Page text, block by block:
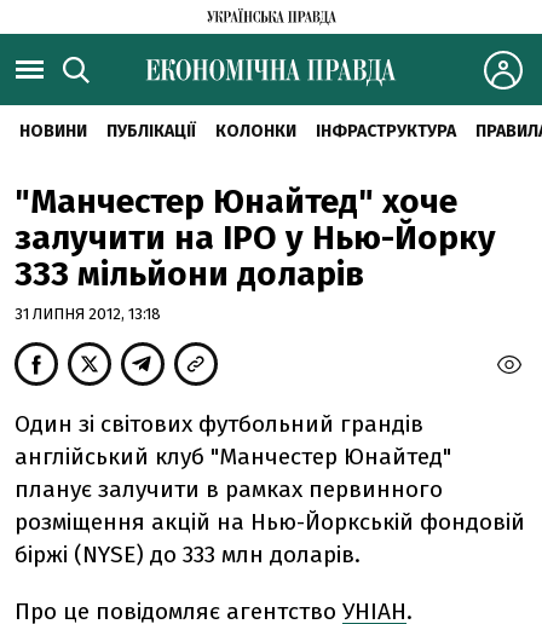
НОВИНИ ПУБЛІКАЦІЇ КОЛОНКИ ІНФРАСТРУКТУРА
"Манчестер Юнайтед" хоче
залучити на IPO у Нью-Йорку
333 мільйони доларів
31 ЛИПНЯ 2012, 13:18
Один зі світових футбольний грандів
англійський клуб "Манчестер Юнайтед"
планує залучити в рамках первинного
розміщення акцій на Нью-Йоркській фондовій
біржі (NYSE) до 333 млн доларів.
Про це повідомляє агентство УНІАН.